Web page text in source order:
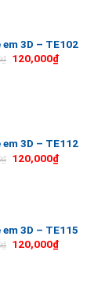
3D – TE102
₫ 120,000₫
3D – TE112
₫ 120,000₫
3D – TE115
₫ 120,000₫